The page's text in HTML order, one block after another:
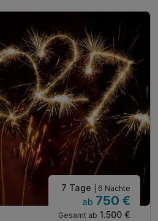
7 Tage | 6 Nächte
ab 750 €
Gesamt ab 1.500 €